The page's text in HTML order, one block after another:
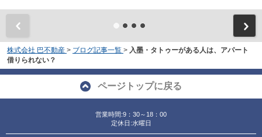
株式会社 巴不動産 > ブログ記事一覧 > 入墨・タトゥーがある人は、アパート
借りられない？
ページトップに戻る
営業時間:9：30～18：00
定休日:水曜日